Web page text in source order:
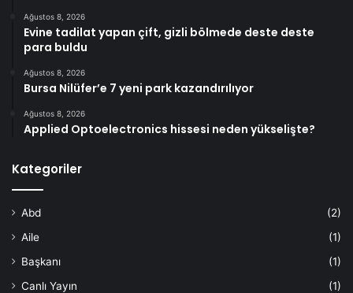
Ağustos 8, 2026
Evine tadilat yapan çift, gizli bölmede deste deste
para buldu
Ağustos 8, 2026
Bursa Nilüfer’e 7 yeni park kazandırılıyor
Ağustos 8, 2026
Applied Optoelectronics hissesi neden yükselişte?
Kategoriler
Abd
(2)
Aile
(1)
Başkanı
(1)
Canlı Yayın
(1)